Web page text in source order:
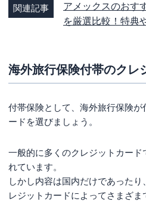
関連記事
アメックスのおす
を厳選比較！特典
海外旅行保険付帯のクレ
付帯保険として、海外旅行保険
ードを選びましょう。
一般的に多くのクレジットカード
れています。
しかし内容は国内だけであった
レジットカードによってさまざま